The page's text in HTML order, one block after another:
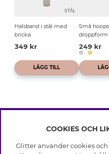
STÅL
Halsband i stål med
bricka
349 kr
LÄGG TILL
Små
droppform
249 kr
COOKIES OCH
Glitter använder cookies